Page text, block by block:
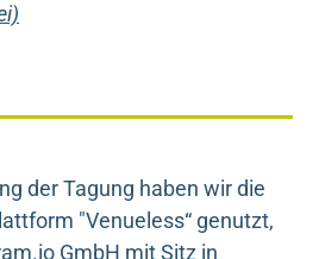
der Tagung haben wir die
"Venueless“ genutzt,
GmbH mit Sitz in